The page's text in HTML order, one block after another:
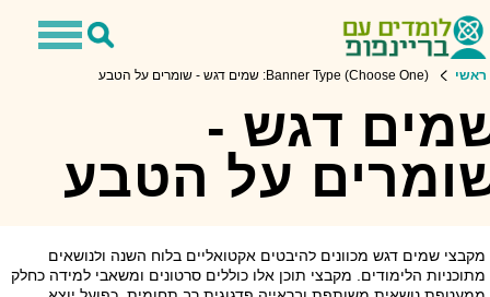
Toggle
navigationToggle
Banner Type (Choose One): שמים דגש - שומרים על הטבע
דגש -
על הטבע
שמים דגש - שומרים על הטבע
שמים דגש מכוונים להיבטים אקטואליים בלוח השנה ולנושאים
הלימודים. מקבצי תוכן אלו כוללים סרטונים ומשאבי למידה כחלק